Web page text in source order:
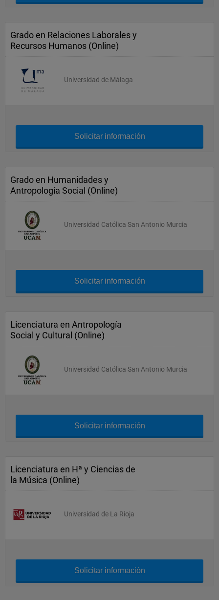
Grado en Relaciones Laborales y
Recursos Humanos (Online)
Universidad de Málaga
Solicitar información
Grado en Humanidades y
Antropología Social (Online)
Universidad Católica San Antonio Murcia
Solicitar información
Licenciatura en Antropología
Social y Cultural (Online)
Universidad Católica San Antonio Murcia
Solicitar información
Licenciatura en Hª y Ciencias de
la Música (Online)
Universidad de La Rioja
Solicitar información